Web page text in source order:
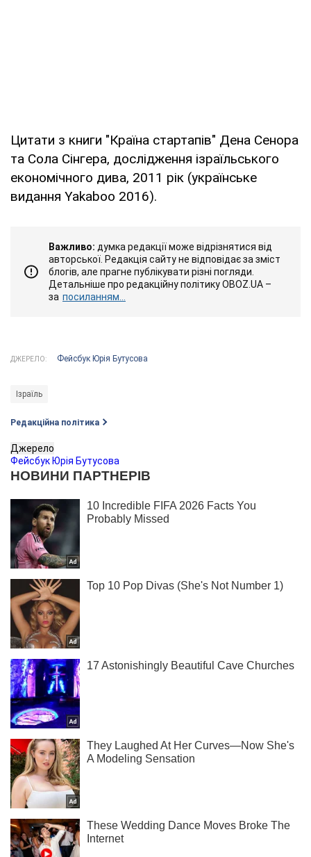
Цитати з книги "Країна стартапів" Дена Сенора
та Сола Сінгера, дослідження ізраїльського
економічного дива, 2011 рік (українське
видання Yakaboo 2016).
Важливо: думка редакції може відрізнятися від
авторської. Редакція сайту не відповідає за зміст
блогів, але прагне публікувати різні погляди.
Детальніше про редакційну політику OBOZ.UA –
за посиланням...
ДЖЕРЕЛО: Фейсбук Юрія Бутусова
Ізраїль
Редакційна політика
Джерело
Фейсбук Юрія Бутусова